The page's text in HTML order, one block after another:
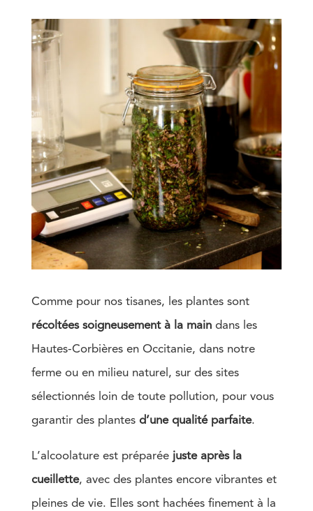
Comme pour nos tisanes, les plantes sont
récoltées soigneusement à la maindans les
Hautes-Corbières en Occitanie, dans notre
ferme ou en milieu naturel, sur des sites
sélectionnés loin de toute pollution, pour vous
garantir des plantes d’une qualité parfaite.
L’alcoolature est préparée juste après la
cueillette, avec des plantes encore vibrantes et
pleines de vie. Elles sont hachées finement à la